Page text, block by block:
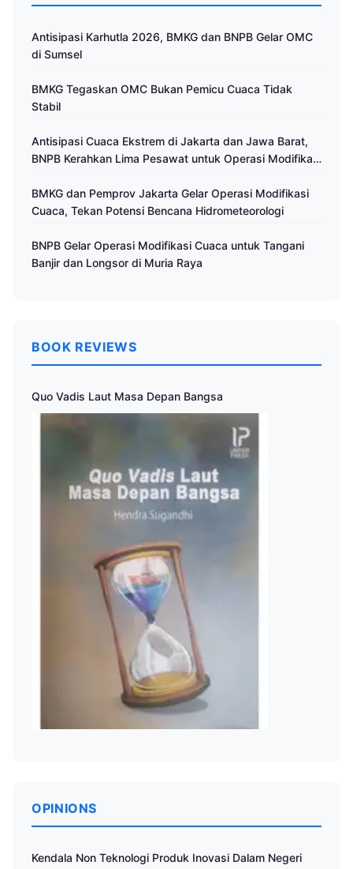
Antisipasi Karhutla 2026, BMKG dan BNPB Gelar OMC
di Sumsel
BMKG Tegaskan OMC Bukan Pemicu Cuaca Tidak
Stabil
Antisipasi Cuaca Ekstrem di Jakarta dan Jawa Barat,
BNPB Kerahkan Lima Pesawat untuk Operasi Modifikasi
BMKG dan Pemprov Jakarta Gelar Operasi Modifikasi
Cuaca, Tekan Potensi Bencana Hidrometeorologi
BNPB Gelar Operasi Modifikasi Cuaca untuk Tangani
Banjir dan Longsor di Muria Raya
BOOK REVIEWS
Quo Vadis Laut Masa Depan Bangsa
OPINIONS
Kendala Non Teknologi Produk Inovasi Dalam Negeri